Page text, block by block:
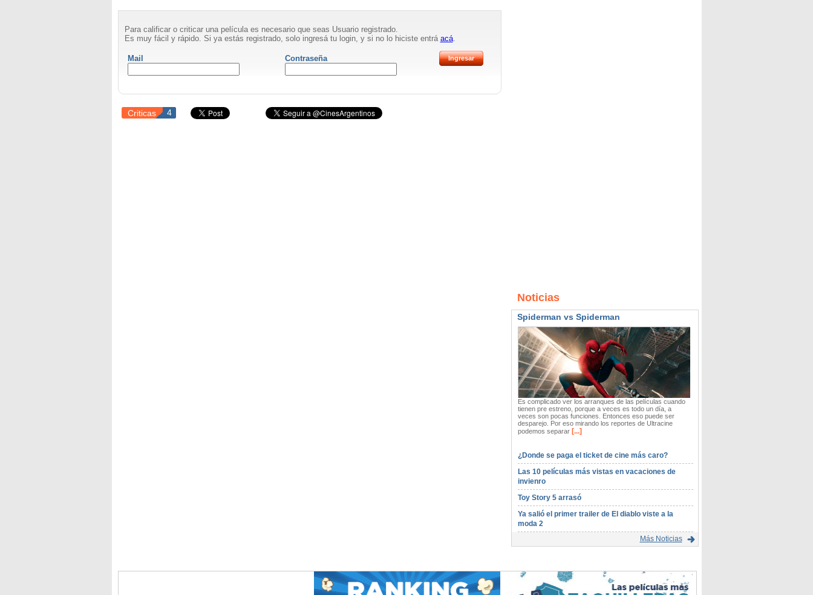
Para calificar o criticar una película es necesario que seas Usuario registrado.
Es muy fácil y rápido. Si ya estás registrado, solo ingresá tu login, y si no lo hiciste entrá acá.
Mail Contraseña
Criticas 4
Noticias
Spiderman vs Spiderman
Es complicado ver los arranques de las películas cuando
tienen pre estreno, porque a veces es todo un día, a
veces son pocas funciones. Entonces eso puede ser
desparejo. Por eso mirando los reportes de Ultracine
podemos separar[...]
¿Donde se paga el ticket de cine más caro?
Las 10 películas más vistas en vacaciones de
invienro
Toy Story 5 arrasó
Ya salió el primer trailer de El diablo viste a la
moda 2
Más Noticias